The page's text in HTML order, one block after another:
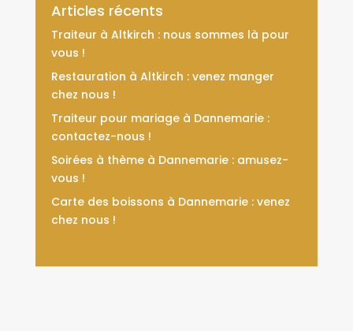
Articles récents
Traiteur à Altkirch : nous sommes là pour
vous !
Restauration à Altkirch : venez manger
chez nous !
Traiteur pour mariage à Dannemarie :
contactez-nous !
Soirées à thème à Dannemarie : amusez-
vous !
Carte des boissons à Dannemarie : venez
chez nous !